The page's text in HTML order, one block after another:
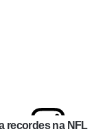
recordes na NFL